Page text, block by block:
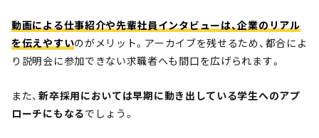
動画による仕事紹介や先輩社員インタビューは、企業のリアル
を伝えやすいのがメリット。アーカイブを残せるため、都合によ
り説明会に参加できない求職者へも間口を広げられます。
また、新卒採用においては早期に動き出している学生へのアプ
ローチにもなるでしょう。